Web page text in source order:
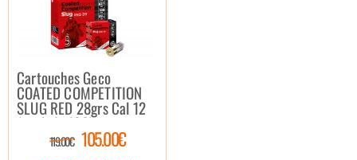
Cartouches Geco
COATED COMPETITION
SLUG RED 28grs Cal 12
(pack de 100)
119.00€ 105.00€